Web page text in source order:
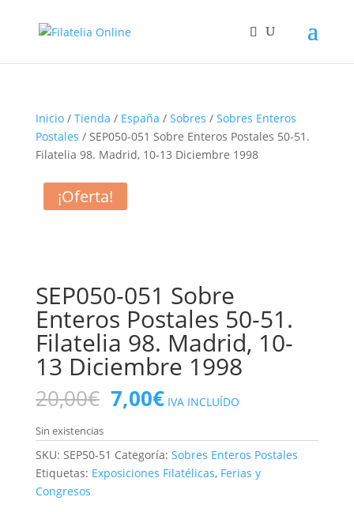
Inicio/ Tienda / España / Sobres / Sobres Enteros
Postales / SEP050-051 Sobre Enteros Postales 50-51.
Filatelia 98. Madrid, 10-13 Diciembre 1998
¡Oferta!
SEP050-051 Sobre
Enteros Postales 50-51.
Filatelia 98. Madrid, 10-
13 Diciembre 1998
20,00€ El
precio
original
era:
20,00€.
7,00€El
precio
actual
es:
7,00€.
IVA INCLUÍDO
Sin existencias
SKU: SEP50-51 Categoría: Sobres Enteros Postales
Etiquetas: Exposiciones Filatélicas, Ferias y
Congresos